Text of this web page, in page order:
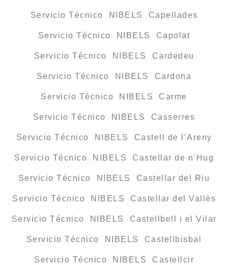
Servicio Técnico NIBELS Capellades
Servicio Técnico NIBELS Capolat
Servicio Técnico NIBELS Cardedeu
Servicio Técnico NIBELS Cardona
Servicio Técnico NIBELS Carme
Servicio Técnico NIBELS Casserres
Servicio Técnico NIBELS Castell de l’Areny
Servicio Técnico NIBELS Castellar de n’Hug
Servicio Técnico NIBELS Castellar del Riu
Servicio Técnico NIBELS Castellar del Vallès
Servicio Técnico NIBELS Castellbell i el Vilar
Servicio Técnico NIBELS Castellbisbal
Servicio Técnico NIBELS Castellcir